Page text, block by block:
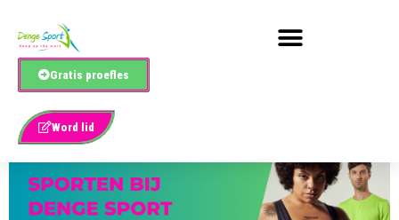
Gratis proefles
Word lid